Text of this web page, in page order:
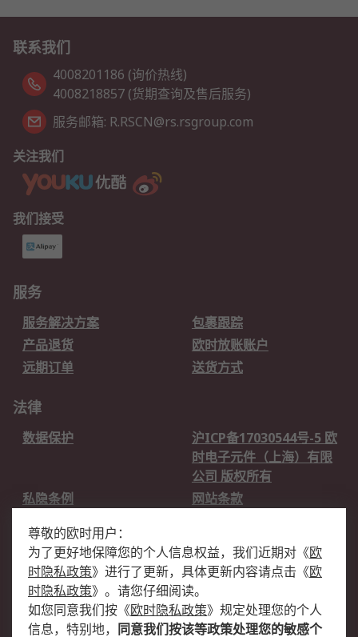
联系我们
4008201186 (询价热线)
4008218857 (货期查询及售后服务)
服务邮箱: R.RSCN@rs.rsgroup.com
关注我们
我们接受
服务
服务解决方案
包裹跟踪
产品退货
欧时放账账户
远期订单
送货方式
法律
数据保护
沪ICP备17030544号-5 欧
时电子元件（上海）有限
公司 版权所有
私隐条例
网站条款
关于欧时
欧时销售条款
账户和付款
企业集团
全球办事处
尊敬的欧时用户：
为了更好地保障您的个人信息权益，我们近期对 《欧
时隐私政策》 进行了更新，具体更新内容请点击 《欧
时隐私政策》 。请您仔细阅读。
如您同意我们按 《欧时隐私政策》 规定处理您的个人
信息，特别地，
同意我们按该等政策处理您的敏感个